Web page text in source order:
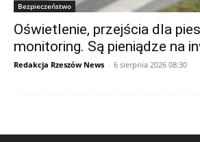
Bezpieczeństwo
Oświetlenie, przejścia dla
monitoring. Są pieniądze na
Redakcja Rzeszów News - 6 sierpnia 2026 08:30